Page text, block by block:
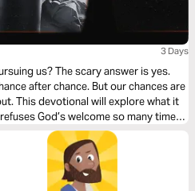
3 Days
us? The scary answer is yes.
after chance. But our chances are
This devotional will explore what it
God’s welcome so many times